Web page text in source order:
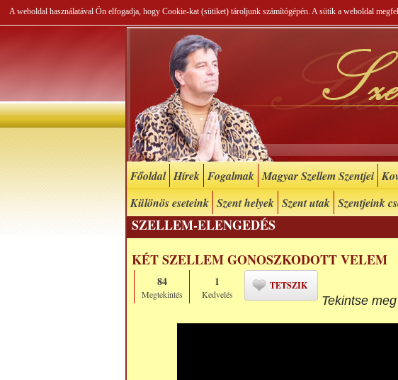
A weboldal használatával Ön elfogadja, hogy Cookie-kat (sütiket) tároljunk számítógépén. A sütik a weboldal
Főoldal Hírek Fogalmak Magyar Szellem Szentjei
Különös eseteink Szent helyek Szent utak Szentjeink
SZELLEM-ELENGEDÉS
​KÉT SZELLEM GONOSZKODOTT VELEM
84
Megtekintés
1
Kedvelés
TETSZIK
Tekintse